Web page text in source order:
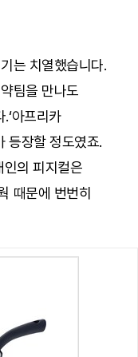
는 치열했습니다.
팀을 만나도
아프리카
등장할 정도였죠.
의 피지컬은
때문에 번번히